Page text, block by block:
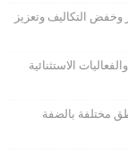
وخفض التكاليف وتعزيز
الاستثنائية
من مناطق مختلفة بالضفة